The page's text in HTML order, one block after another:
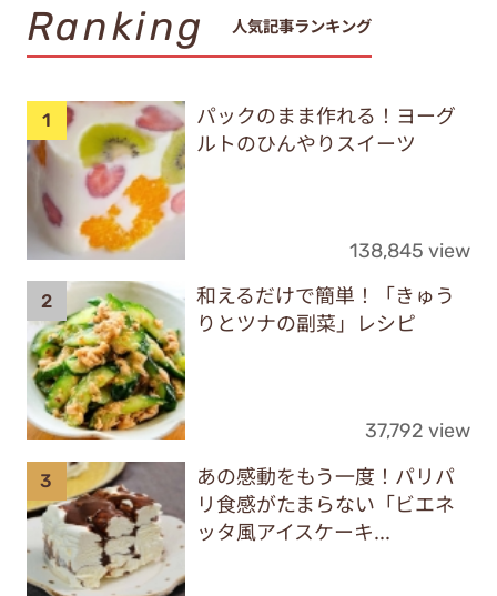
Ranking 人気記事ランキング
パックのまま作れる！ヨーグ
ルトのひんやりスイーツ
138,845 view
和えるだけで簡単！「きゅう
りとツナの副菜」レシピ
37,792 view
あの感動をもう一度！パリパ
リ食感がたまらない「ビエネ
ッタ風アイスケーキ...